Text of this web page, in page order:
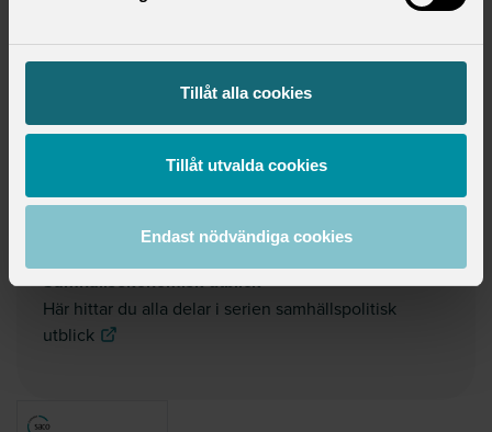
Tillåt alla cookies
Tillåt utvalda cookies
Endast nödvändiga cookies
kvalificerade arbetsuppgifter. Det gör att fler konkurrerar om
Men det är lika sannolikt att effekterna av AI kommer likna
de som vi såg när internet kom.
Läs mer i ämnet
Samhällsekonomisk utblick
Här hittar du alla delar i serien samhällspolitisk
utblick